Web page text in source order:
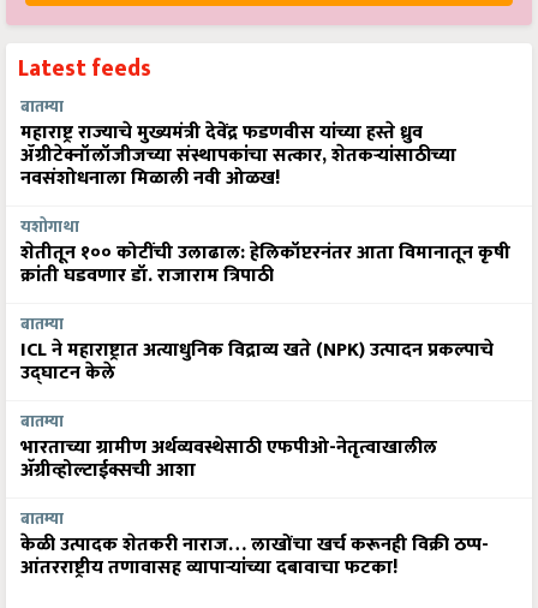
Latest feeds
बातम्या
महाराष्ट्र राज्याचे मुख्यमंत्री देवेंद्र फडणवीस यांच्या हस्ते ध्रुव
ॲग्रीटेक्नॉलॉजीजच्या संस्थापकांचा सत्कार, शेतकऱ्यांसाठीच्या
नवसंशोधनाला मिळाली नवी ओळख!
यशोगाथा
शेतीतून १०० कोटींची उलाढाल: हेलिकॉप्टरनंतर आता विमानातून कृषी
क्रांती घडवणार डॉ. राजाराम त्रिपाठी
बातम्या
ICL ने महाराष्ट्रात अत्याधुनिक विद्राव्य खते (NPK) उत्पादन प्रकल्पाचे
उद्घाटन केले
बातम्या
भारताच्या ग्रामीण अर्थव्यवस्थेसाठी एफपीओ-नेतृत्वाखालील
अ‍ॅग्रीव्होल्टाईक्सची आशा
बातम्या
केळी उत्पादक शेतकरी नाराज… लाखोंचा खर्च करूनही विक्री ठप्प-
आंतरराष्ट्रीय तणावासह व्यापाऱ्यांच्या दबावाचा फटका!